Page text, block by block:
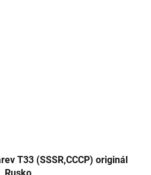
T33 (SSSR,CCCP) originál